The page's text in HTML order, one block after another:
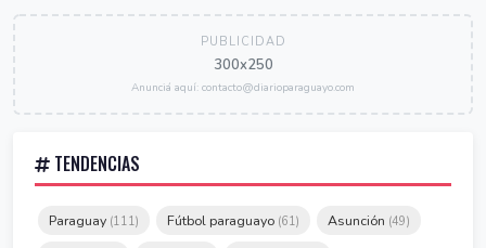
PUBLICIDAD
300x250
Anunciá aquí: contacto@diarioparaguayo.com
TENDENCIAS
Paraguay (111) Fútbol paraguayo (61) Asunción (49)